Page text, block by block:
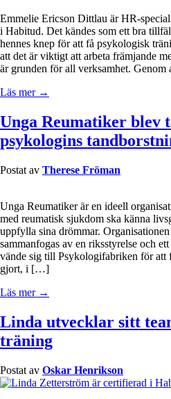
Emmelie Ericson Dittlau är HR-
i Habitud. Det kändes som ett bra
hennes knep för att få psykologisk
att det är viktigt att arbeta främjande
är grunden för all verksamhet.
Läs mer →
Unga Reumatiker blev
psykologins
Postat av Therese Fröman
Unga Reumatiker är en ideell
med reumatisk sjukdom ska känna
uppfylla sina drömmar.
sammanfogas av en riksstyrelse och
vände sig till Psykologifabriken för att
gjort, i […]
Läs mer →
Linda utvecklar sitt
träning
Postat av Oskar Henrikson